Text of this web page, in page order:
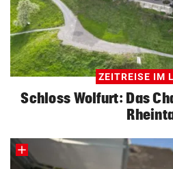
ZEITREISE IM
Schloss Wolfurt: Das